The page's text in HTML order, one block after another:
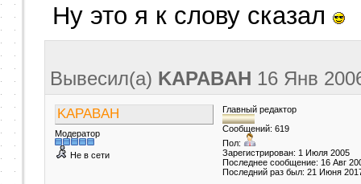
Ну это я к слову сказал
Вывесил(a) KAPABAH 16 Янв
KAPABAH
Модератор
Не в сети
Главный редактор
Сообщений: 619
Пол:
Зарегистрирован: 1 Июля 2005
Последнее сообщение: 16 Авг
Последний раз был: 21 Июня